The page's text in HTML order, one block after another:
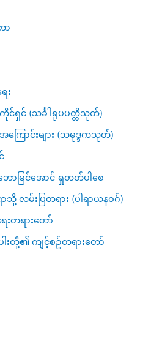
ာ
း
ရှင် (သင်္ခါရုပပတ္တိသုတ်)
ြောင်းများ (သမုဒ္ဒကသုတ်)
မြင်အောင် ရှုတတ်ပါစေ
လမ်းပြတရား (ပါရာယနဝဂ်)
းတရားတော်
းတို့၏ ကျင့်စဥ်တရားတော်